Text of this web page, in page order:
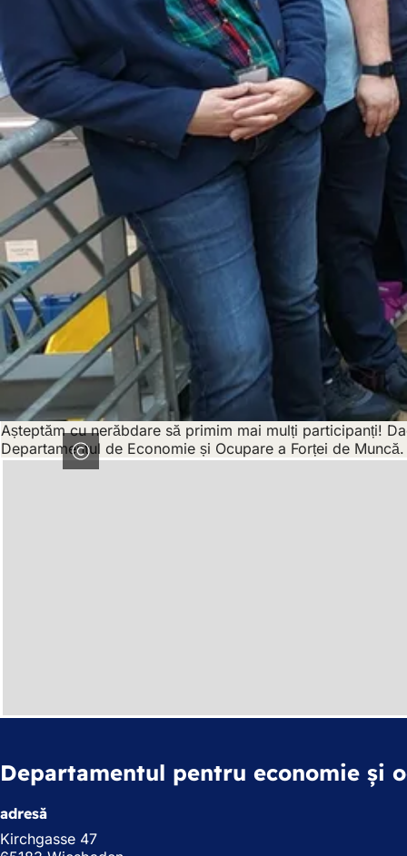
Așteptăm cu nerăbdare să primim mai mulți participanți!
Departamentul de Economie și Ocupare a Forței de Muncă.
Departamentul pentru economie și
adresă
Kirchgasse 47